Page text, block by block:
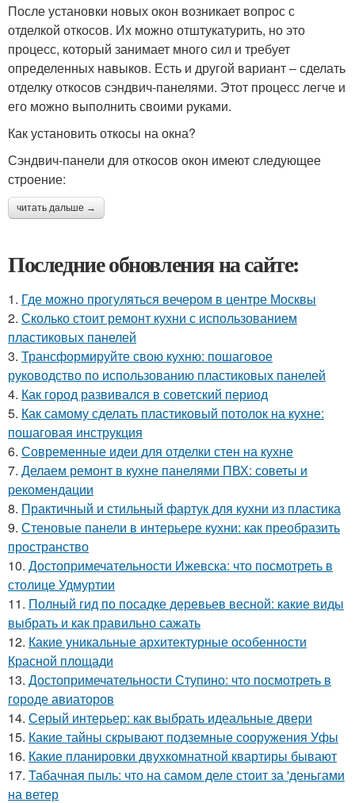
После установки новых окон возникает вопрос с
отделкой откосов. Их можно отштукатурить, но это
процесс, который занимает много сил и требует
определенных навыков. Есть и другой вариант – сделать
отделку откосов сэндвич-панелями. Этот процесс легче и
его можно выполнить своими руками.
Как установить откосы на окна?
Сэндвич-панели для откосов окон имеют следующее
строение:
читать дальше →
Последние обновления на сайте:
1. Где можно прогуляться вечером в центре Москвы
2. Сколько стоит ремонт кухни с использованием
пластиковых панелей
3. Трансформируйте свою кухню: пошаговое
руководство по использованию пластиковых панелей
4. Как город развивался в советский период
5. Как самому сделать пластиковый потолок на кухне:
пошаговая инструкция
6. Современные идеи для отделки стен на кухне
7. Делаем ремонт в кухне панелями ПВХ: советы и
рекомендации
8. Практичный и стильный фартук для кухни из пластика
9. Стеновые панели в интерьере кухни: как преобразить
пространство
10. Достопримечательности Ижевска: что посмотреть в
столице Удмуртии
11. Полный гид по посадке деревьев весной: какие виды
выбрать и как правильно сажать
12. Какие уникальные архитектурные особенности
Красной площади
13. Достопримечательности Ступино: что посмотреть в
городе авиаторов
14. Серый интерьер: как выбрать идеальные двери
15. Какие тайны скрывают подземные сооружения Уфы
16. Какие планировки двухкомнатной квартиры бывают
17. Табачная пыль: что на самом деле стоит за 'деньгами
на ветер